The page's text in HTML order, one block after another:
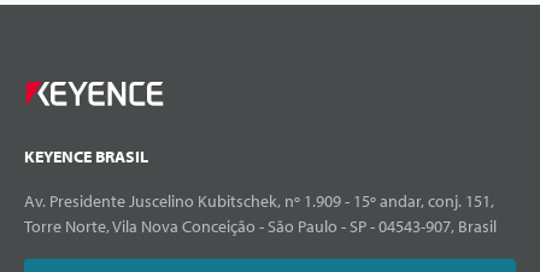
KEYENCE BRASIL
Av. Presidente Juscelino Kubitschek, nº 1.909 - 15º andar, conj. 151,
Torre Norte, Vila Nova Conceição - São Paulo - SP - 04543-907, Brasil